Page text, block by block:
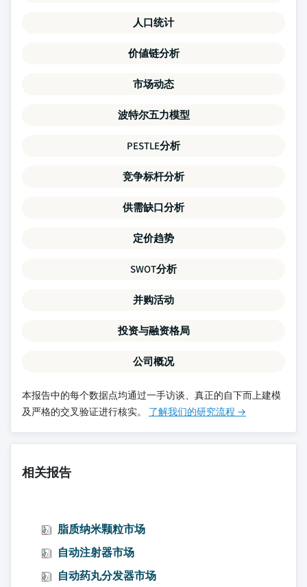
人口统计
价値链分析
市场动态
波特尔五力模型
PESTLE分析
竞争标杆分析
供需缺口分析
定价趋势
SWOT分析
并购活动
投资与融资格局
公司概况
本报告中的每个数据点均通过一手访谈、真正的自下而上建模
及严格的交叉验证进行核实。 了解我们的研究流程 →
相关报告
脂质纳米颗粒市场
自动注射器市场
自动药丸分发器市场